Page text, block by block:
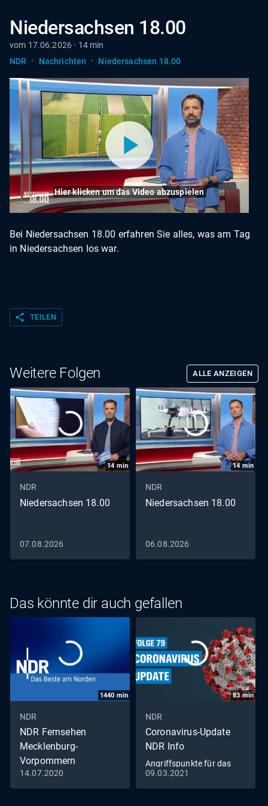
Niedersachsen 18.00
vom 17.06.2026 · 14 min
NDR
· Nachrichten · Niedersachsen 18.00
Hier klicken um das Video abzuspielen
Bei Niedersachsen 18.00 erfahren Sie alles, was am Tag
in Niedersachsen los war.
share TEILEN
Weitere Folgen ALLE ANZEIGEN
14 min
NDR
Niedersachsen 18.00
07.08.2026
14min
NDR
Niedersachsen 18.00
06.08.2026
Das könnte dir auch gefallen
1440 min
NDR
NDR Fernsehen
Mecklenburg-
Vorpommern
Livestream
14.07.2020
83min
NDR
Coronavirus-Update
NDR Info
Angriffspunkte für das
Virus (79)
09.03.2021